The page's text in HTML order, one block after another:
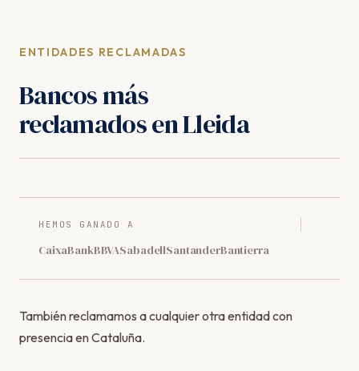
ENTIDADES RECLAMADAS
Bancos más
reclamados en Lleida
HEMOS GANADO A
CaixaBankBBVASabadellSantanderBantierra
También reclamamos a cualquier otra entidad con
presencia en Cataluña.